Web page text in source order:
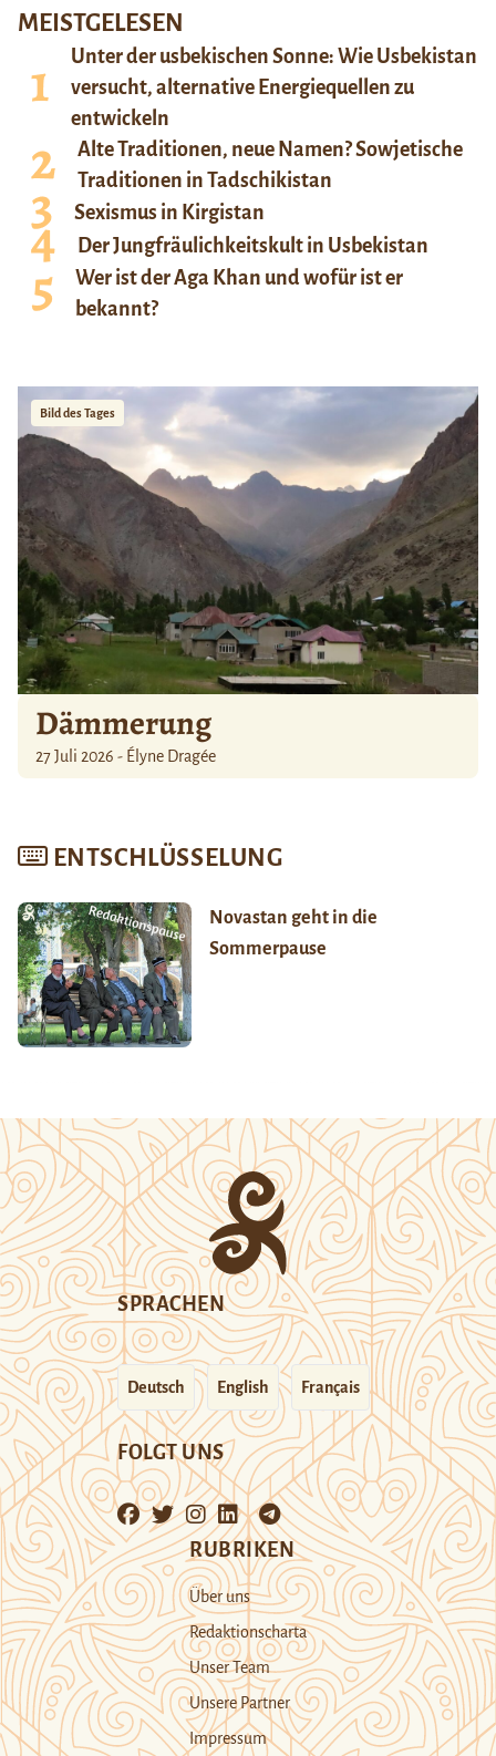
MEISTGELESEN
Unter der usbekischen Sonne: Wie Usbekistan
versucht, alternative Energiequellen zu
entwickeln
Alte Traditionen, neue Namen? Sowjetische
Traditionen in Tadschikistan
Sexismus in Kirgistan
Der Jungfräulichkeitskult in Usbekistan
Wer ist der Aga Khan und wofür ist er
bekannt?
Bild des Tages
Dämmerung
27 Juli 2026 - Élyne Dragée
ENTSCHLÜSSELUNG
Novastan geht in die
Sommerpause
SPRACHEN
Deutsch English Français
FOLGT UNS
RUBRIKEN
Über uns
Redaktionscharta
Unser Team
Unsere Partner
Impressum